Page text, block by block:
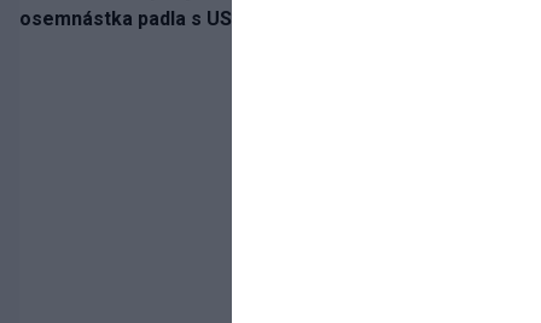
osemnástka padla s USA a zabojuje o bronz